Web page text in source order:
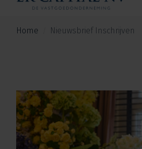
Home Nieuwsbrief Inschrijven